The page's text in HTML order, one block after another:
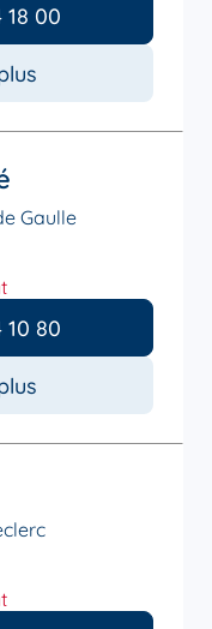
18 00
Gaulle
10 80